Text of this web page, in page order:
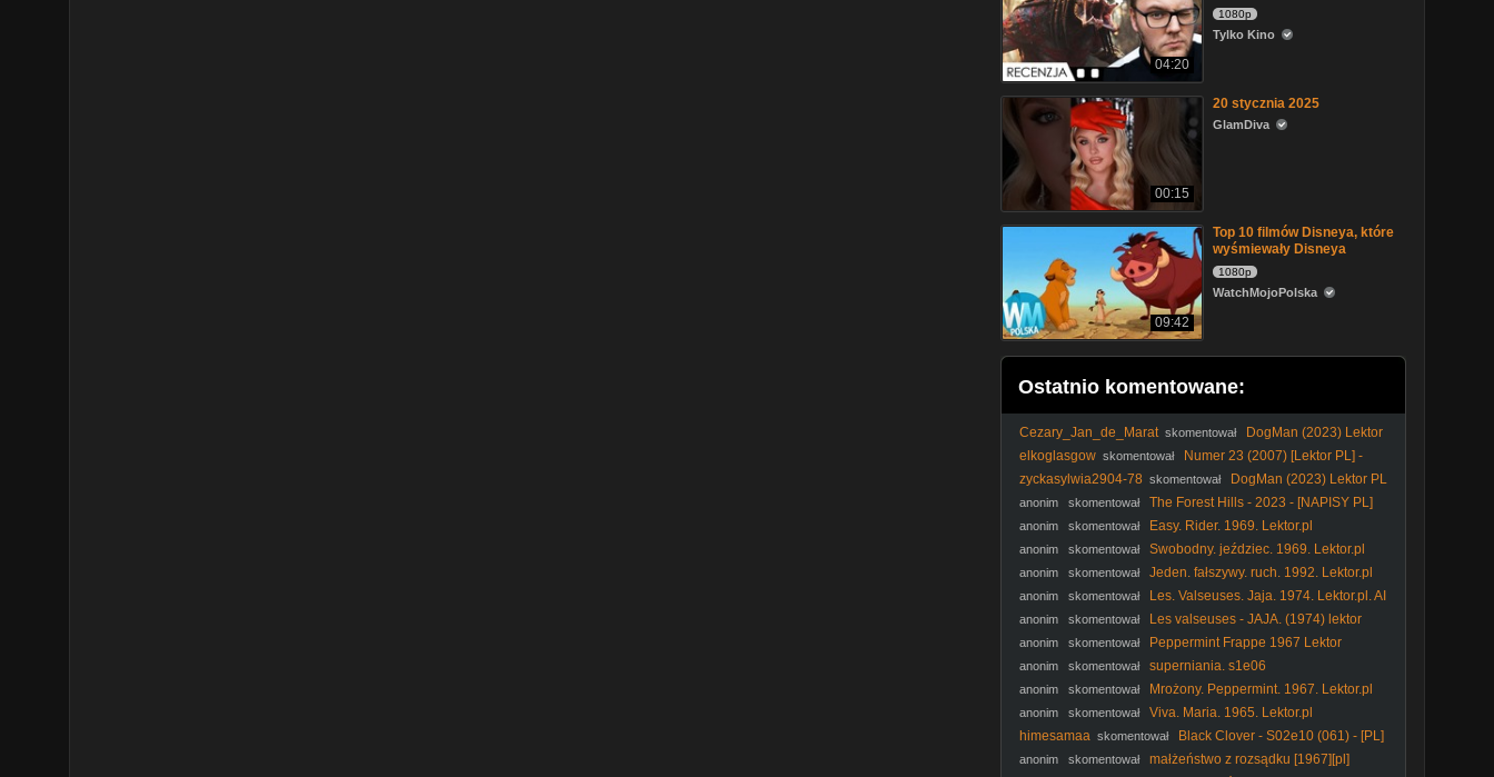
04:20
1080p
Tylko Kino
00:15
20 stycznia 2025
GlamDiva
09:42
Top 10 filmów Disneya, które
wyśmiewały Disneya
1080p
WatchMojoPolska
Ostatnio komentowane:
Cezary_Jan_de_Marat skomentował
DogMan (2023) Lektor
PL
elkoglasgow skomentował
Numer 23 (2007) [Lektor PL] -
The Number 23
zyckasylwia2904-78 skomentował DogMan (2023) Lektor PL
anonim skomentował The Forest Hills - 2023 - [NAPISY PL]
anonim skomentował Easy. Rider. 1969. Lektor.pl
anonim skomentował Swobodny. jeździec. 1969. Lektor.pl
anonim skomentował Jeden. fałszywy. ruch. 1992. Lektor.pl
anonim skomentował Les. Valseuses. Jaja. 1974. Lektor.pl. AI
anonim skomentował Les valseuses - JAJA. (1974) lektor
anonim skomentował Peppermint Frappe 1967 Lektor
anonim skomentował superniania. s1e06
anonim skomentował Mrożony. Peppermint. 1967. Lektor.pl
anonim skomentował
Viva. Maria. 1965. Lektor.pl
himesamaa skomentował Black Clover - S02e10 (061) - [PL]
anonim skomentował małżeństwo z rozsądku [1967][pl]